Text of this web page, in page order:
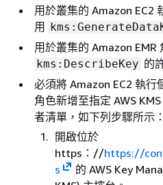
用於叢集的 Amazon EC2
用
用於叢集的 Amazon EMR
kms:DescribeKey 的
必須將 Amazon EC2 執行
角色新增至指定 AWS
者清單，如下列步驟所示：
開啟位於
https：//https://
s
的 AWS Key